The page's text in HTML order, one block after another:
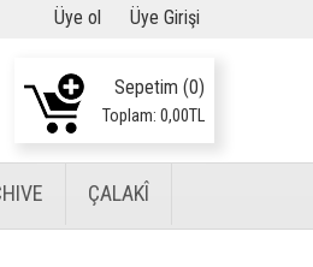
Üye ol Üye Girişi
Sepetim (0)
Toplam: 0,00TL
ÇALAKÎ